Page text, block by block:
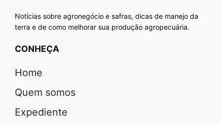
Notícias sobre agronegócio e safras, dicas de manejo da
terra e de como melhorar sua produção agropecuária.
CONHEÇA
Home
Quem somos
Expediente